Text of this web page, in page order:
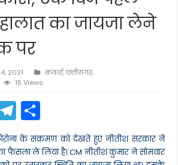
का जायजा लेने
पर
2021 कवर्धा,छत्तीसगढ़
15 Views
T
el
e
h
ar
के संक्रमण को देखते हुए नीतीश सरकार ने
फैसला ले लिया है। CM नीतीश कुमार ने सोमवार